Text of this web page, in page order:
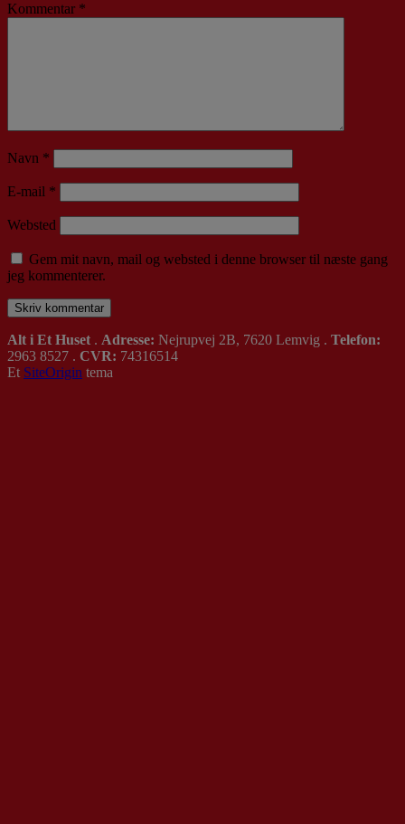
Kommentar *
Navn *
E-mail *
Websted
Gem mit navn, mail og websted i denne browser til næste gang
jeg kommenterer.
Alt i Et Huset . Adresse: Nejrupvej 2B, 7620 Lemvig . Telefon:
2963 8527 . CVR: 74316514
Et SiteOrigin tema